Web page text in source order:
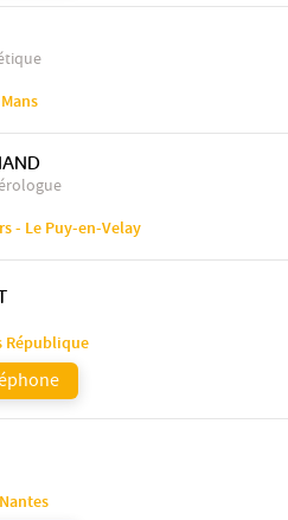
- Le Puy-en-Velay
République